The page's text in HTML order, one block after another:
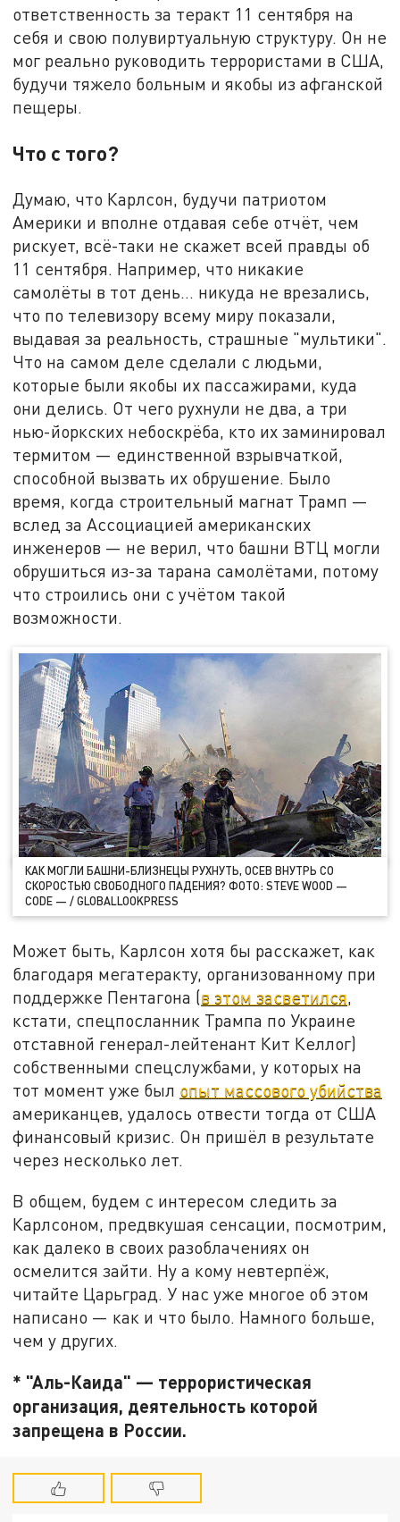
ответственность за теракт 11 сентября на
себя и свою полувиртуальную структуру. Он не
мог реально руководить террористами в США,
будучи тяжело больным и якобы из афганской
пещеры.
Что с того?
Думаю, что Карлсон, будучи патриотом
Америки и вполне отдавая себе отчёт, чем
рискует, всё-таки не скажет всей правды об
11 сентября. Например, что никакие
самолёты в тот день… никуда не врезались,
что по телевизору всему миру показали,
выдавая за реальность, страшные "мультики".
Что на самом деле сделали с людьми,
которые были якобы их пассажирами, куда
они делись. От чего рухнули не два, а три
нью-йоркских небоскрёба, кто их заминировал
термитом — единственной взрывчаткой,
способной вызвать их обрушение. Было
время, когда строительный магнат Трамп —
вслед за Ассоциацией американских
инженеров — не верил, что башни ВТЦ могли
обрушиться из-за тарана самолётами, потому
что строились они с учётом такой
возможности.
КАК МОГЛИ БАШНИ-БЛИЗНЕЦЫ РУХНУТЬ, ОСЕВ ВНУТРЬ СО
СКОРОСТЬЮ СВОБОДНОГО ПАДЕНИЯ? ФОТО: STEVE WOOD —
CODE — / GLOBALLOOKPRESS
Может быть, Карлсон хотя бы расскажет, как
благодаря мегатеракту, организованному при
поддержке Пентагона (в этом засветился,
кстати, спецпосланник Трампа по Украине
отставной генерал-лейтенант Кит Келлог)
собственными спецслужбами, у которых на
тот момент уже был опыт массового убийства
американцев, удалось отвести тогда от США
финансовый кризис. Он пришёл в результате
через несколько лет.
В общем, будем с интересом следить за
Карлсоном, предвкушая сенсации, посмотрим,
как далеко в своих разоблачениях он
осмелится зайти. Ну а кому невтерпёж,
читайте Царьград. У нас уже многое об этом
написано — как и что было. Намного больше,
чем у других.
* "Аль-Каида" — террористическая
организация, деятельность которой
запрещена в России.